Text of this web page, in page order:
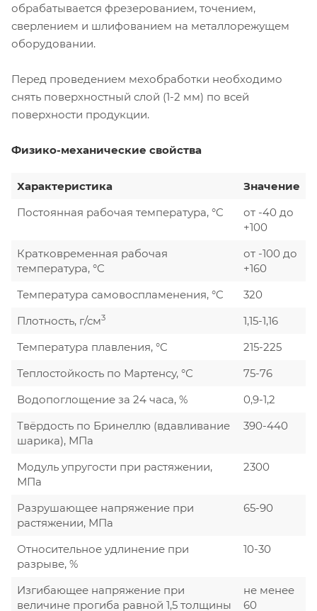
обрабатывается фрезерованием, точением,
сверлением и шлифованием на металлорежущем
оборудовании.
Перед проведением мехобработки необходимо
снять поверхностный слой (1-2 мм) по всей
поверхности продукции.
Физико-механические свойства
Характеристика
Значение
Постоянная рабочая температура, °C
от -40 до
+100
Кратковременная рабочая
температура, °C
от -100 до
+160
Температура самовоспламенения, °C
320
Плотность, г/см3
1,15-1,16
Температура плавления, °C
215-225
Теплостойкость по Мартенсу, °С
75-76
Водопоглощение за 24 часа, %
0,9-1,2
Твёрдость по Бринеллю (вдавливание
шарика), МПа
390-440
Модуль упругости при растяжении,
МПа
2300
Разрушающее напряжение при
растяжении, МПа
65-90
Относительное удлинение при
разрыве, %
10-30
Изгибающее напряжение при
величине прогиба равной 1,5 толщины
не менее
60